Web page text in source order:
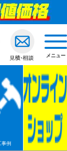
メニュー
事例
透明ビニールカーテン
糸入ビニールカーテン
ターポリンビニール
パワーシートビニー
ターポリンメッシュ
不燃ターポリンビニ
透明ジャバラビニー
糸入りジャバラビニ
ターポリンジャバラ
コンビネーションジ
不燃ターポリンジャ
戻る
のれんカーテン式ビ
のれんカーテン可動
戻る
透明ロールスクリーン
透明糸入りロールス
ターポリンロールス
不燃ターポリンロー
透明電動ロールスク
糸入透明電動ロール
透明アコーディオン
糸入アコーディオン
ターポリンアコーデ
不燃ターポリンアコ
戻る
ネットカーテン/網
戻る
D30スチール製
D30アルミ製
D30ステンレス製
D30隙間シートレール
D40スチール製
D40アルミ製
間仕切ポールスリム
間仕切ポール押さえ
間仕切ポールHGタイ
間仕切ポールXGタイ
間仕切ポールネット用
戻る
透明ビニールカバー
糸入りビニールカバー
合繊帆布ビニールカ
パワーシートビニー
ターポリンビニール
オプション加工
透明ビニールシート
糸入りビニールシート
合繊帆布ビニールシ
パワーシートビニー
ターポリンビニール
オプション加工
透明フィルム原反・
糸入フィルム原反・
ターポリン原反・カ
帯電防止ターポリン
ターポリンメッシュ
パワーシート原反・